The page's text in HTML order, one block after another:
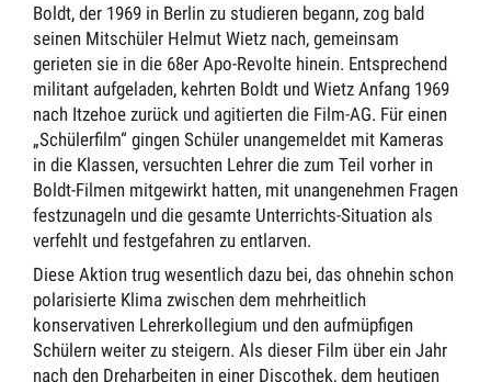
Boldt, der 1969 in Berlin zu studieren begann, zog bald
seinen Mitschüler Helmut Wietz nach, gemeinsam
gerieten sie in die 68er Apo-Revolte hinein. Entsprechend
militant aufgeladen, kehrten Boldt und Wietz Anfang 1969
nach Itzehoe zurück und agitierten die Film-AG. Für einen
„Schülerfilm“ gingen Schüler unangemeldet mit Kameras
in die Klassen, versuchten Lehrer die zum Teil vorher in
Boldt-Filmen mitgewirkt hatten, mit unangenehmen Fragen
festzunageln und die gesamte Unterrichts-Situation als
verfehlt und festgefahren zu entlarven.
Diese Aktion trug wesentlich dazu bei, das ohnehin schon
polarisierte Klima zwischen dem mehrheitlich
konservativen Lehrerkollegium und den aufmüpfigen
Schülern weiter zu steigern. Als dieser Film über ein Jahr
nach den Dreharbeiten in einer Discothek, dem heutigen